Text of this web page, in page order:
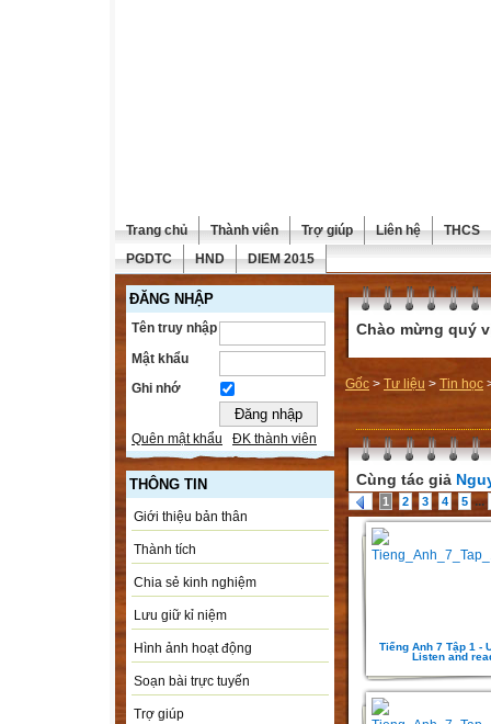
Trang chủ Thành viên Trợ giúp Liên hệ
THCS
PGDTC
HND DIEM 2015
ĐĂNG NHẬP
Tên truy nhập
Mật khẩu
Ghi nhớ
Quên mật khẩu ĐK thành viên
THÔNG TIN
Giới thiệu bản thân
Thành tích
Chia sẻ kinh nghiệm
Lưu giữ kỉ niệm
Hình ảnh hoạt động
Soạn bài trực tuyến
Trợ giúp
Chào mừng quý
Gốc > Tư liệu > Tin học
Cùng tác giả
1 2 3 4 5 ...
Tiếng Anh 7 Tập 1 -
Listen and